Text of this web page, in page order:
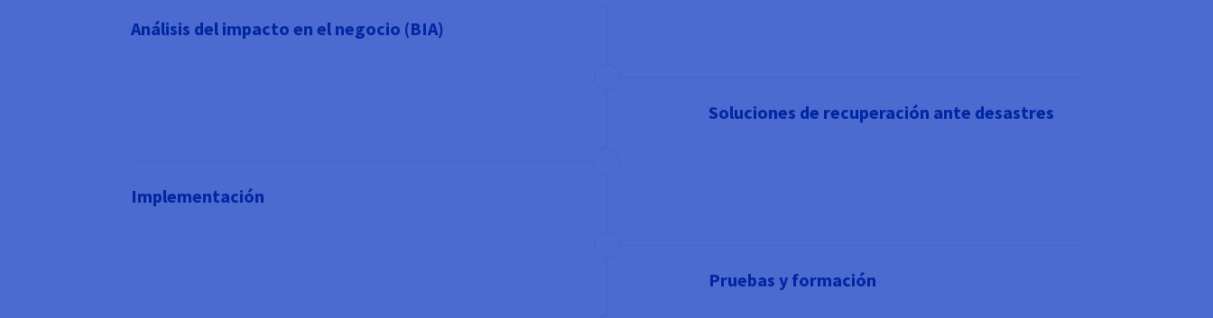
Análisis del impacto en el negocio (BIA)
Soluciones de recuperación ante desastres
Implementación
Pruebas y formación